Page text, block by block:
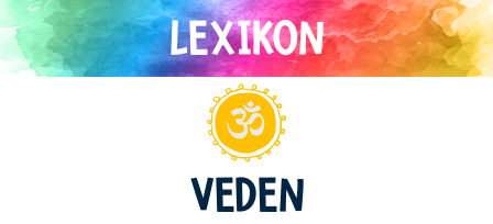
Direkt
zum
Inhalt
VEDEN